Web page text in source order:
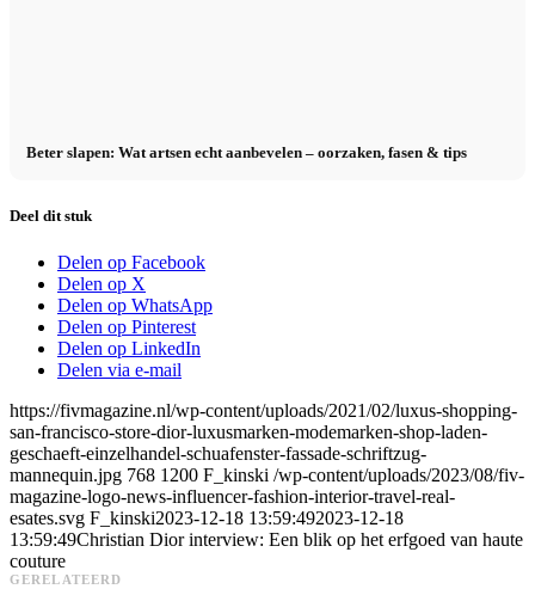
Beter slapen: Wat artsen echt aanbevelen – oorzaken, fasen & tips
Deel dit stuk
Delen op Facebook
Delen op X
Delen op WhatsApp
Delen op Pinterest
Delen op LinkedIn
Delen via e-mail
https://fivmagazine.nl/wp-content/uploads/2021/02/luxus-shopping-
san-francisco-store-dior-luxusmarken-modemarken-shop-laden-
geschaeft-einzelhandel-schuafenster-fassade-schriftzug-
mannequin.jpg 768 1200 F_kinski /wp-content/uploads/2023/08/fiv-
magazine-logo-news-influencer-fashion-interior-travel-real-
esates.svg F_kinski2023-12-18 13:59:492023-12-18
13:59:49Christian Dior interview: Een blik op het erfgoed van haute
couture
GERELATEERD